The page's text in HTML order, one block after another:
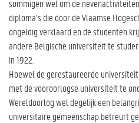
sommigen wel om de
diploma’s die door de Vlaamse
ongeldig verklaard en de studenten
andere Belgische universiteit te
in 1922.
Hoewel de gerestaureerde
met de vooroorlogse universiteit te
Wereldoorlog wel degelijk een
universitaire gemeenschap betreurt